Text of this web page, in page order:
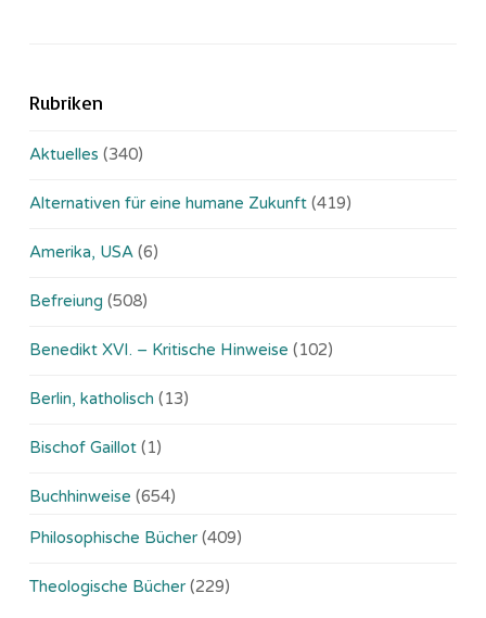
Rubriken
Aktuelles (340)
Alternativen für eine humane Zukunft (419)
Amerika, USA (6)
Befreiung (508)
Benedikt XVI. – Kritische Hinweise (102)
Berlin, katholisch (13)
Bischof Gaillot (1)
Buchhinweise (654)
Philosophische Bücher (409)
Theologische Bücher (229)